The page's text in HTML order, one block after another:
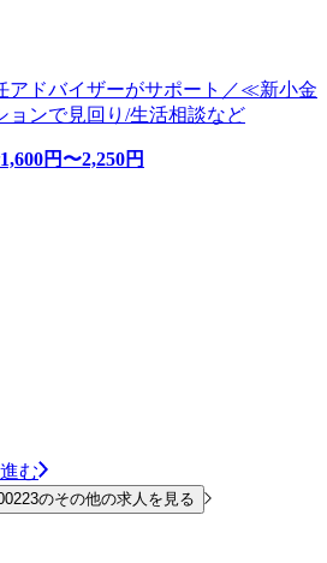
アドバイザーがサポート／≪新小金
ンで見回り/生活相談など
1,600円〜2,250円
む
のその他の求人を見る